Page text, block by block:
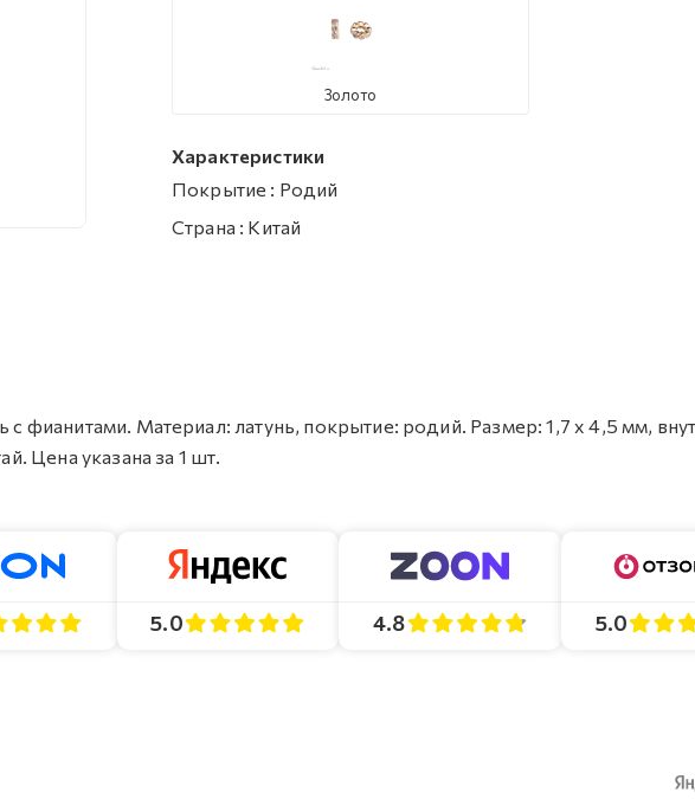
Золото
Характеристики
Покрытие : Родий
Страна : Китай
фианитами. Материал: латунь, покрытие: родий. Размер: 1,7 х 4,5 мм,
Цена указана за 1 шт.
5.0 4.8 5.0